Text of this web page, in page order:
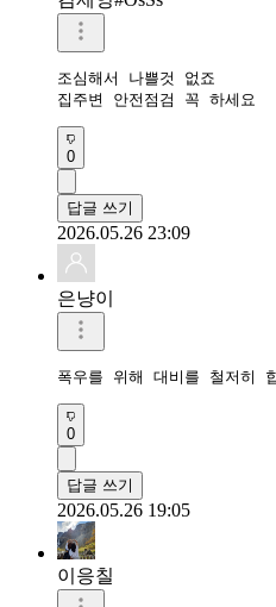
조심해서 나쁠것 없죠
집주변 안전점검 꼭 하세요
0
답글 쓰기
2026.05.26 23:09
은냥이
폭우를 위해 대비를 철저히
0
답글 쓰기
2026.05.26 19:05
이응칠